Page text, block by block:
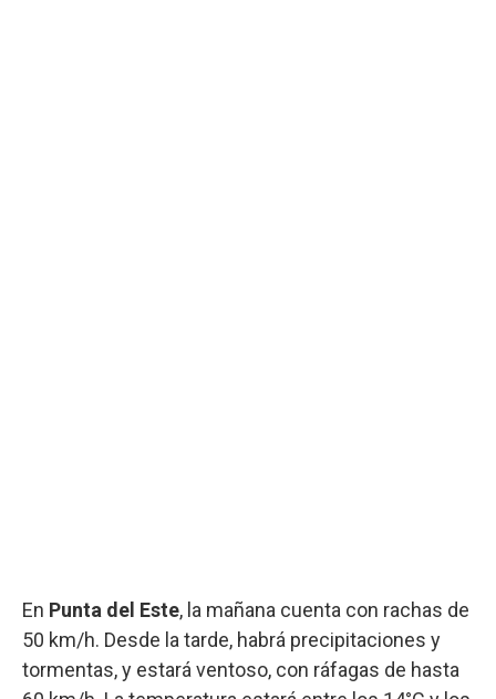
En Punta del Este, la mañana cuenta con rachas de
50 km/h. Desde la tarde, habrá precipitaciones y
tormentas, y estará ventoso, con ráfagas de hasta